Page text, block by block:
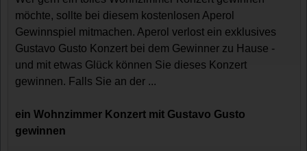
möchte, sollte bei diesem kostenlosen Aperol
Gewinnspiel mitmachen. Aperol verlost ein exklusives
Gustavo Gusto Konzert bei dem Gewinner zu Hause -
und mit etwas Glück können Sie dieses Konzert
gewinnen. Falls Sie an der ...
ein Wohnzimmer Konzert mit Gustavo Gusto
gewinnen